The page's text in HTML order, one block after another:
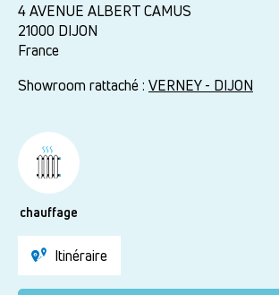
4 AVENUE ALBERT CAMUS
21000 DIJON
France
Showroom rattaché : VERNEY - DIJON
chauffage
Itinéraire